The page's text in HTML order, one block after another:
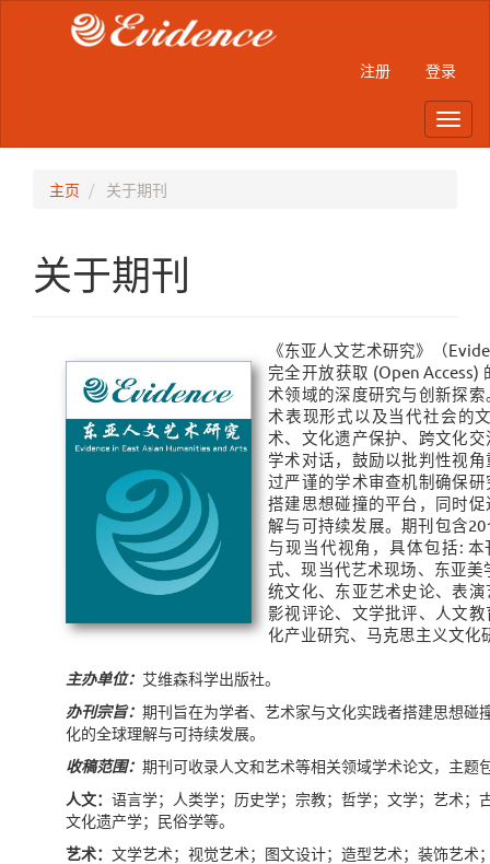
Navigation
注册 登录
主页 关于期刊
关于期刊
《东亚人文艺术研究》（
完全开放获取 (Open
术领域的深度研究与创新探
术表现形式以及当代社会的
术、文化遗产保护、跨文化
学术对话，鼓励以批判性视
过严谨的学术审查机制确保
搭建思想碰撞的平台，同时
解与可持续发展。期刊包含
与现当代视角，具体包括:
式、现当代艺术现场、东亚
统文化、东亚艺术史论、表
影视评论、文学批评、人文
化产业研究、马克思主义文化
主办单位： 艾维森科学出版社。
办刊宗旨： 期刊旨在为学者、艺术家与文化实践者搭建思想
化的全球理解与可持续发展。
收稿范围： 期刊可收录人文和艺术等相关领域学术论文，主题
人文： 语言学；人类学；历史学；宗教；哲学；文学；艺术
文化遗产学；民俗学等。
艺术： 文学艺术；视觉艺术；图文设计；造型艺术；装饰艺